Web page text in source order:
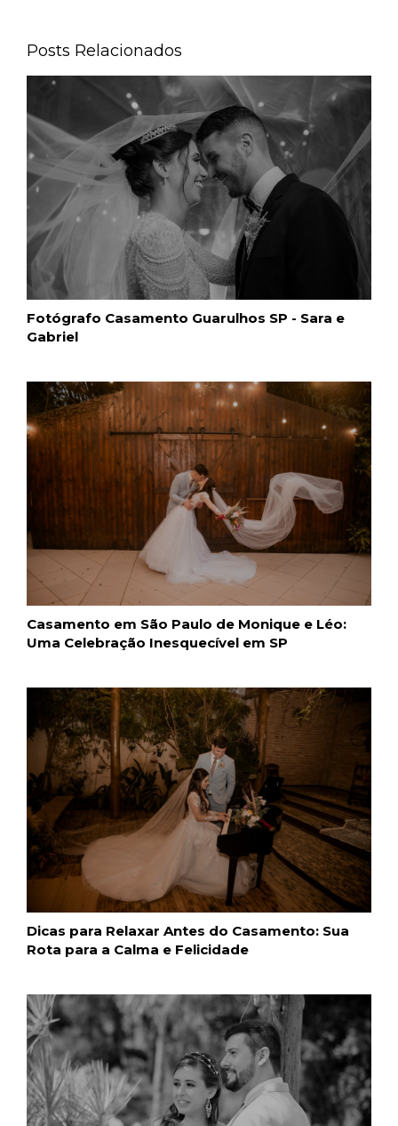
Posts Relacionados
Fotógrafo Casamento Guarulhos SP - Sara e
Gabriel
Casamento em São Paulo de Monique e Léo:
Uma Celebração Inesquecível em SP
Dicas para Relaxar Antes do Casamento: Sua
Rota para a Calma e Felicidade